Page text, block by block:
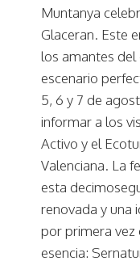
Muntanya
Glaceran. Este
los amantes del
escenario
5, 6 y 7 de
informar a los
Activo y el
Valenciana. La
esta
renovada y una
por primera vez
esencia: